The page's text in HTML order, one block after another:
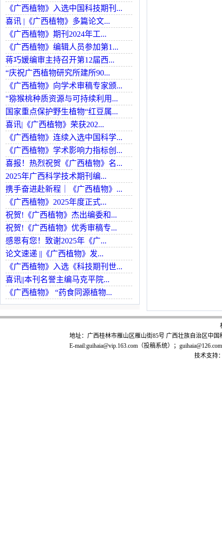
《广西植物》入选中国科技期刊...
喜讯 |《广西植物》多篇论文...
《广西植物》期刊2024年工...
《广西植物》编辑人员参加第1...
蒋巧媛编审主持召开第12届西...
“庆祝广西植物研究所建所90...
《广西植物》向学术审稿专家颁...
"猕猴桃种质资源与可持续利用...
国家重点保护野生植物“红豆属...
喜讯|《广西植物》荣获202...
《广西植物》连续入选中国科学...
《广西植物》学术影响力指标创...
喜报！热烈祝贺《广西植物》名...
2025年广西科学技术期刊编...
携手奋进赴新程｜《广西植物》...
《广西植物》2025年度正式...
祝贺!《广西植物》杰出编委和...
祝贺!《广西植物》优秀审稿专...
感恩有您！致谢2025年《广...
论文速递 ||《广西植物》发...
《广西植物》入选《科技期刊世...
喜讯||本刊名誉主编马克平院...
《广西植物》 “药食同源植物...
地址：广西桂林市雁山区雁山街85号 广西壮族自治区中
E-mail:guihaia@vip.163.com（投稿系统）；
技术支持